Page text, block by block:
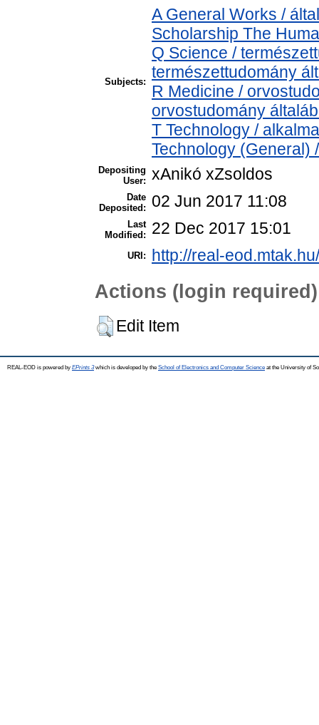
Subjects:
A General Works /
Scholarship The
Q Science /
természettudomány
R Medicine /
orvostudomány
T Technology /
Technology (General)
Depositing
User: xAnikó xZsoldos
Date
Deposited:
02 Jun 2017 11:08
Last
Modified:
22 Dec 2017 15:01
URI: http://real-
Actions (login required)
Edit Item
REAL-EOD is powered by EPrints 3which is developed by the School of Electronics and Computer Science at the University of